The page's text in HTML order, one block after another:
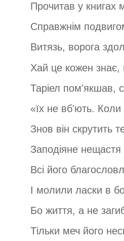
Прочитав у книгах
Справжнім
Витязь, ворога
Хай це кожен знає,
Таріел пом'якшав,
«їх не вб'ють.
Знов він скрутить
Заподіяне
Всі його
І молили ласки в
Бо життя, а не
Тільки меч його